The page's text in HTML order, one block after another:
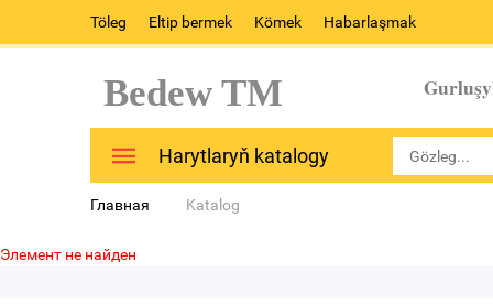
Töleg Eltip bermek Kömek Habarlaşmak
Bedew TM
Harytlaryň katalogy
Главная Katalog
Элемент не найден